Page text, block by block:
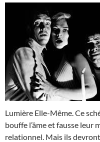
Lumière Elle-Même. Ce
bouffe l’âme et fausse leur
relationnel. Mais ils